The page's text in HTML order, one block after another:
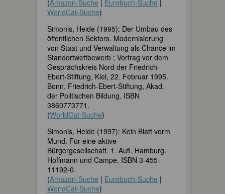
(Amazon-Suche Eurobuch-Suche
WorldCat-Suche)
Simonis, Heide (1995): Der Umbau des
öffentlichen Sektors. Modernisierung
von Staat und Verwaltung als Chance im
Standortwettbewerb ; Vortrag vor dem
Gesprächskreis Nord der Friedrich-
Ebert-Stiftung, Kiel, 22. Februar 1995.
Bonn. Friedrich-Ebert-Stiftung, Akad.
der Politischen Bildung. ISBN
3860773771.
(WorldCat-Suche)
Simonis, Heide (1997): Kein Blatt vorm
Mund. Für eine aktive
Bürgergesellschaft. 1. Aufl. Hamburg.
Hoffmann und Campe. ISBN 3-455-
11192-0.
(Amazon-Suche | Eurobuch-Suche |
WorldCat-Suche)